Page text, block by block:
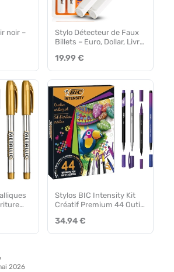
noir –
Stylo Détecteur de Faux
Billets – Euro, Dollar, Livre
19.99 €
Stylos BIC Intensity Kit
Créatif Premium 44 Outils
34.94 €
2026